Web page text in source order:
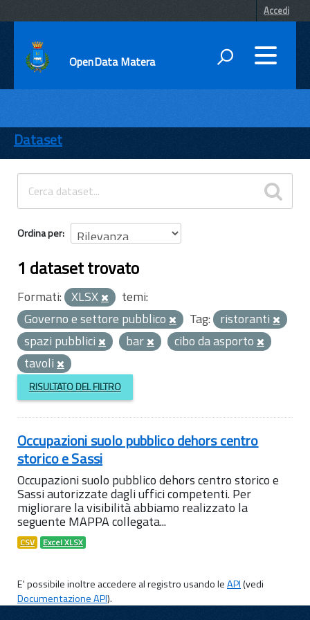
Accedi
OpenData Matera
ENTI
TEMI
INFORMAZIONI
Dataset
Ordina per
1 dataset trovato
Formati: XLSX
temi:
Governo e settore pubblico
Tag: ristoranti
spazi pubblici
bar
cibo da asporto
tavoli
RISULTATO DEL FILTRO
Occupazioni suolo pubblico dehors centro
storico e Sassi
Occupazioni suolo pubblico dehors centro storico e
Sassi autorizzate dagli uffici competenti. Per
migliorare la visibilità abbiamo realizzato la
seguente MAPPA collegata...
CSV Excel XLSX
E' possibile inoltre accedere al registro usando leAPI(vedi
Documentazione API).